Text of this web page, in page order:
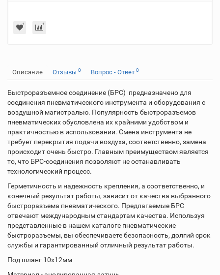
Описание Отзывы 0 Вопрос - Ответ 0
Быстроразъемное соединение (БРС) предназначено для
соединения пневматического инструмента и оборудования с
воздушной магистралью. Популярность быстроразъемов
пневматических обусловлена их крайними удобством и
практичностью в использовании. Смена инструмента не
требует перекрытия подачи воздуха, соответственно, замена
происходит очень быстро. Главным преимуществом является
то, что БРС-соединения позволяют не останавливать
технологический процесс.
Герметичность и надежность крепления, а соответственно, и
конечный результат работы, зависит от качества выбранного
быстроразъема пневматического. Предлагаемые БРС
отвечают международным стандартам качества. Используя
представленные в нашем каталоге пневматические
быстроразъемы, вы обеспечиваете безопасность, долгий срок
службы и гарантированный отличный результат работы.
Под шланг 10х12мм